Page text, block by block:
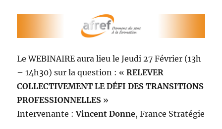
Le WEBINAIRE aura lieu le Jeudi 27 Février (13h
– 14h30) sur la question : « RELEVER
COLLECTIVEMENT LE DÉFI DES TRANSITIONS
PROFESSIONNELLES »
Intervenante :Vincent Donne, France Stratégie